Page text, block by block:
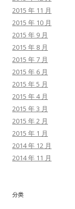
2015 年 11 月
2015 年 10 月
2015 年 9 月
2015 年 8 月
2015 年 7 月
2015 年 6 月
2015 年 5 月
2015 年 4 月
2015 年 3 月
2015 年 2 月
2015 年 1 月
2014 年 12 月
2014 年 11 月
分类